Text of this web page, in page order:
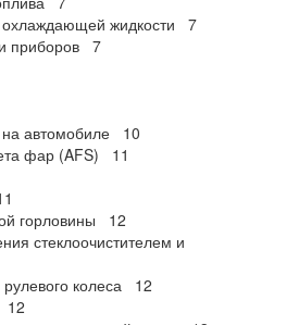
охлаждающей жидкости 7
приборов 7
на автомобиле 10
фар (AFS) 11
горловины 12
стеклоочистителем и
рулевого колеса 12
12